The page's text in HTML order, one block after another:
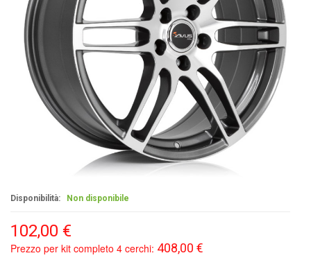
Disponibilità: Non disponibile
102,00 €
Prezzo per kit completo 4 cerchi: 408,00 €